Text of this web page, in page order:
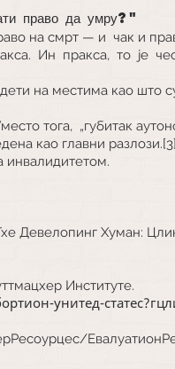
право да умру?"
на смрт — и чак и
Ин пракса, то је
на местима као што
тога, „губитак
као главни разлози.[3]
инвалидитетом.
Девелопинг Хуман:
Институте.
унитед-